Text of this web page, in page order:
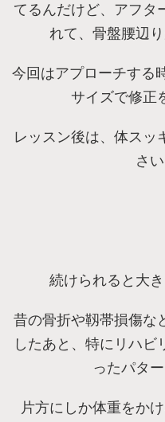
てるんだけど、アフタ
れて、骨盤腰辺
今回はアプローチする
サイズで修正
レッスン後は、体スッ
さ
続けられると大
昔の骨折や靱帯損傷
したあと、特にリハビ
ったパタ
片方にしか体重をか